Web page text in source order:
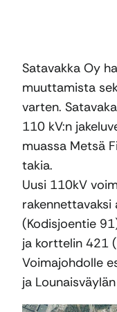
Satavakka Oy
muuttamista
varten.
110 kV:n
muassa Metsä
takia.
Uusi 110kV
(Kodisjoentie
ja korttelin 421
Voimajohdolle
ja